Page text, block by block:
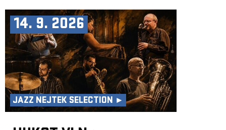
14. 9. 2026
JAZZ NEJTEK SELECTION ►